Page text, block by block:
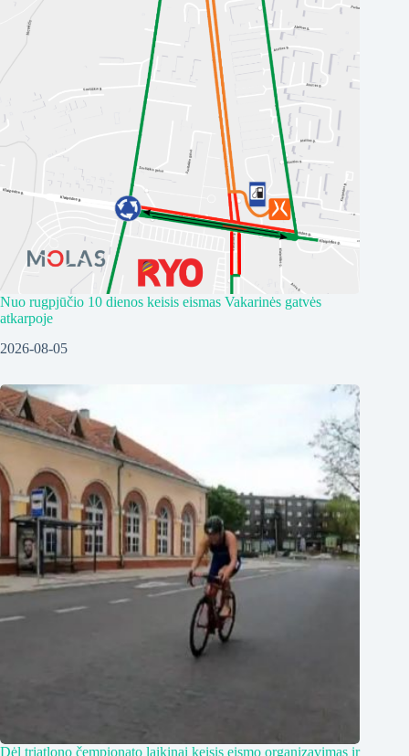
Nuo rugpjūčio 10 dienos keisis eismas Vakarinės gatvės
atkarpoje
2026-08-05
Dėl triatlono čempionato laikinai keisis eismo organizavimas ir